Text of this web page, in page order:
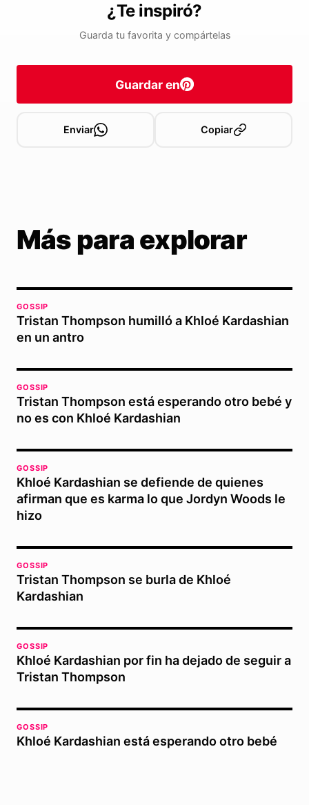
¿Te inspiró?
Guarda tu favorita y compártelas
Guardar en
Enviar Copiar
Más para explorar
GOSSIP
Tristan Thompson humilló a Khloé Kardashian
en un antro
GOSSIP
Tristan Thompson está esperando otro bebé y
no es con Khloé Kardashian
GOSSIP
Khloé Kardashian se defiende de quienes
afirman que es karma lo que Jordyn Woods le
hizo
GOSSIP
Tristan Thompson se burla de Khloé
Kardashian
GOSSIP
Khloé Kardashian por fin ha dejado de seguir a
Tristan Thompson
GOSSIP
Khloé Kardashian está esperando otro bebé